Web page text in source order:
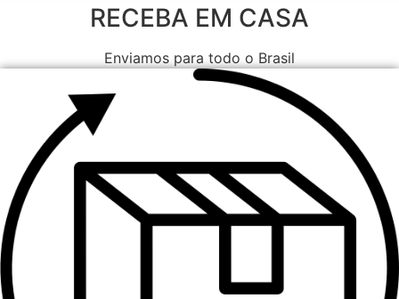
RECEBA EM CASA
Enviamos para todo o Brasil